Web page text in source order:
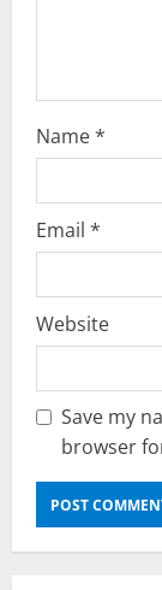
Name*
Email *
Website
Save my
browser